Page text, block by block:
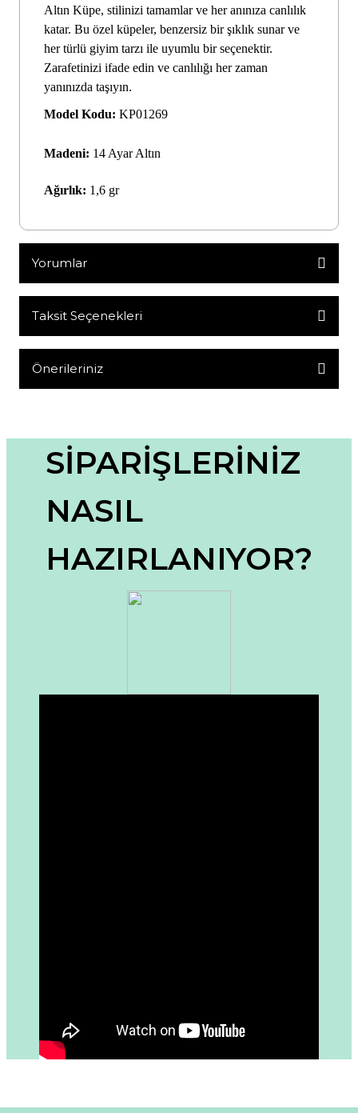
Altın Küpe, stilinizi tamamlar ve her anınıza canlılık
katar. Bu özel küpeler, benzersiz bir şıklık sunar ve
her türlü giyim tarzı ile uyumlu bir seçenektir.
Zarafetinizi ifade edin ve canlılığı her zaman
yanınızda taşıyın.
Model Kodu: KP01269
Madeni: 14 Ayar Altın
Ağırlık: 1,6 gr
Yorumlar
Bu ürüne ilk yorumu siz yapın!
Taksit Seçenekleri
Önerileriniz
Görüş ve önerileriniz için teşekkür ederiz.
Ürün resmi kalitesiz, bozuk veya görüntülenemiyor.
Ürün açıklamasında eksik bilgiler bulunuyor.
Ürün fiyatı diğer sitelerden daha pahalı.
Bu ürüne benzer farklı alternatifler olmalı.
SİPARİŞLERİNİZ
NASIL
HAZIRLANIYOR?